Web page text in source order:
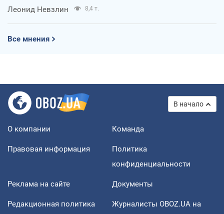
Леонид Невзлин 8,4 т.
Все мнения
В начало
О компании Команда
Правовая информация
Политика
конфиденциальности
Реклама на сайте Документы
Редакционная политика
Журналисты OBOZ.UA на